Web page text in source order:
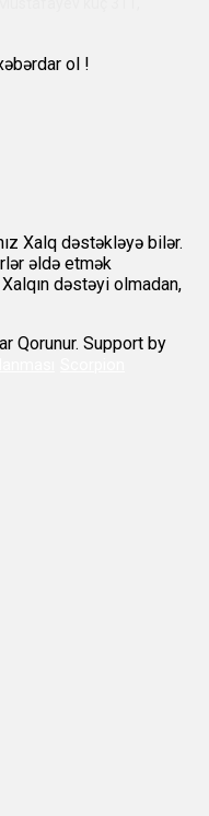
ol !
Xalq dəstəkləyə bilər.
əldə etmək
dəstəyi olmadan,
Qorunur. Support by